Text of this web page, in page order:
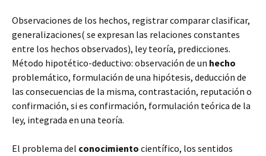
Observaciones de los hechos, registrar comparar clasificar,
generalizaciones( se expresan las relaciones constantes
entre los hechos observados), ley teoría, predicciones.
Método hipotético-deductivo: observación de un hecho
problemático, formulación de una hipótesis, deducción de
las consecuencias de la misma, contrastación, reputación o
confirmación, si es confirmación, formulación teórica de la
ley, integrada en una teoría.
El problema del conocimiento científico, los sentidos